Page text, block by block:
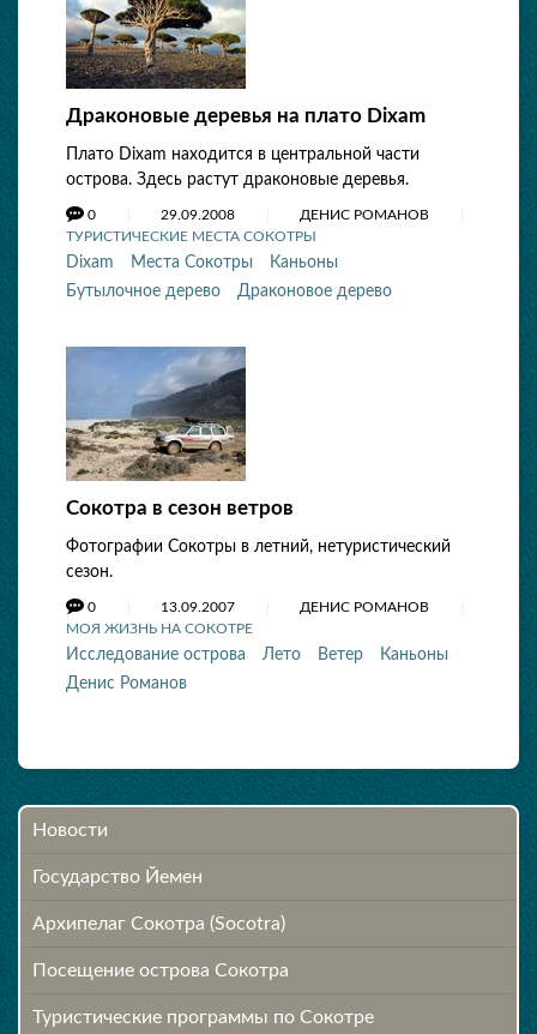
Драконовые деревья на плато Dixam
Плато Dixam находится в центральной части
острова. Здесь растут драконовые деревья.
0 29.09.2008
ДЕНИС РОМАНОВ
ТУРИСТИЧЕСКИЕ МЕСТА СОКОТРЫ
Dixam Места Сокотры
Каньоны
Бутылочное дерево
Драконовое дерево
Сокотра в сезон ветров
Фотографии Сокотры в летний, нетуристический
сезон.
0 13.09.2007
ДЕНИС РОМАНОВ
МОЯ ЖИЗНЬ НА СОКОТРЕ
Исследование острова Лето Ветер
Каньоны
Денис Романов
Новости
Государство Йемен
Архипелаг Сокотра (Socotra)
Посещение острова Cокотра
Туристические программы по Сокотре